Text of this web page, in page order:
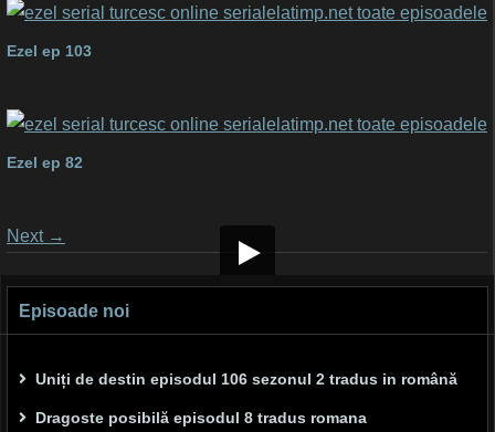
Ezel ep 103
Ezel ep 82
Posts
Next →
Episoade noi
Uniți de destin episodul 106 sezonul 2 tradus in română
Dragoste posibilă episodul 8 tradus romana